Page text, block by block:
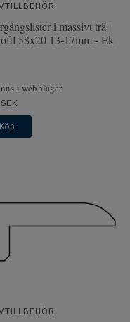
i massivt trä |
58x20 13-17mm - Ek
i webblager
Köp